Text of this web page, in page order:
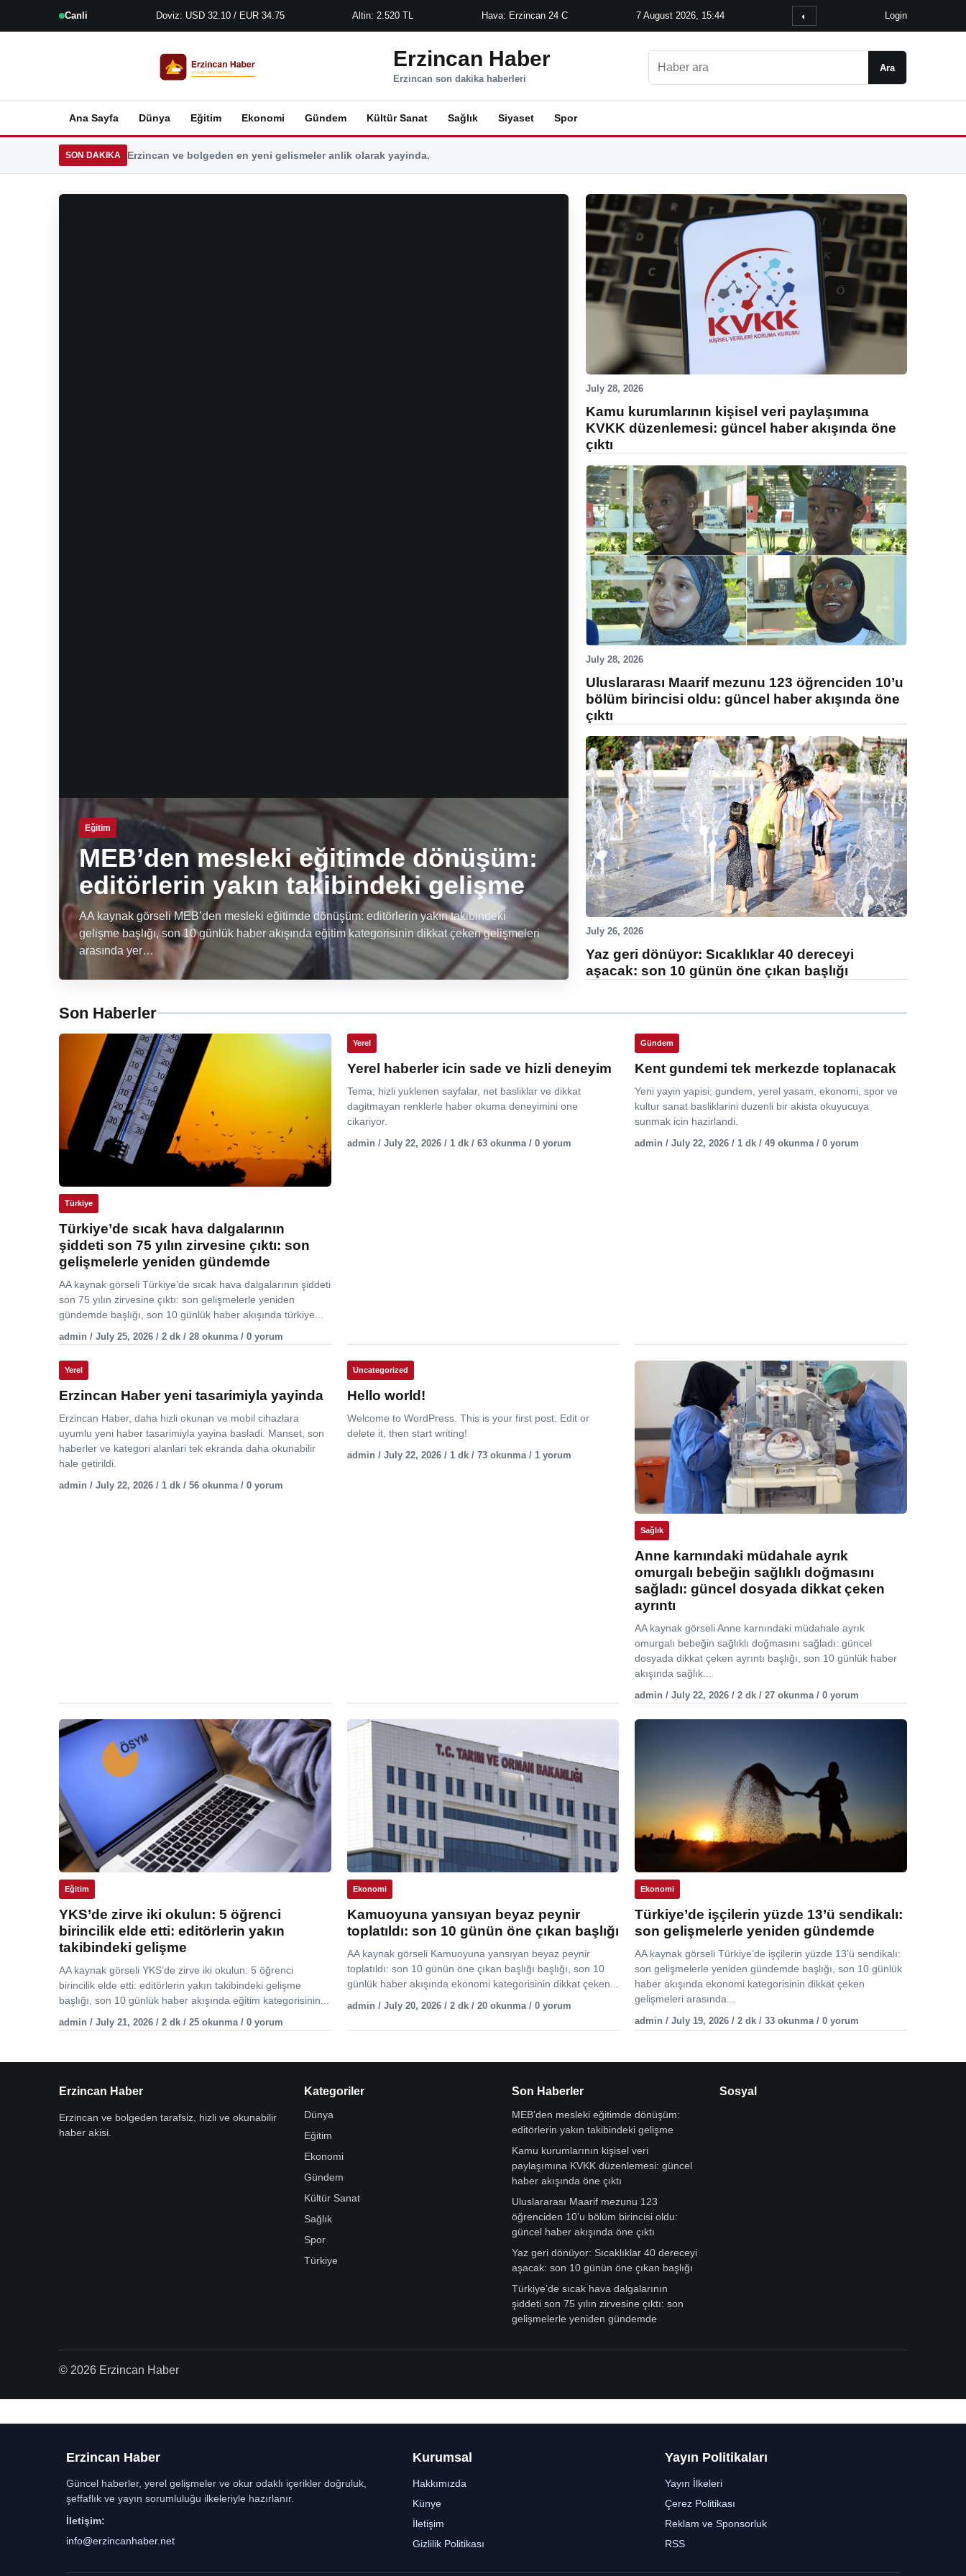
Canli Doviz: USD 32.10 / EUR 34.75 Altin: 2.520 TL Hava: Erzincan 24 C 7 August 2026, 15:44 ◐ Login
Erzincan Haber
Erzincan son dakika haberleri
Ara
Ana Sayfa Dünya Eğitim Ekonomi Gündem Kültür Sanat Sağlık Siyaset Spor
SON DAKIKA Erzincan ve bolgeden en yeni gelismeler anlik olarak yayinda.
Eğitim
MEB’den mesleki eğitimde dönüşüm:
editörlerin yakın takibindeki gelişme
AA kaynak görseli MEB’den mesleki eğitimde dönüşüm: editörlerin yakın takibindeki
gelişme başlığı, son 10 günlük haber akışında eğitim kategorisinin dikkat çeken gelişmeleri
arasında yer…
July 28, 2026
Kamu kurumlarının kişisel veri paylaşımına
KVKK düzenlemesi: güncel haber akışında öne
çıktı
July 28, 2026
Uluslararası Maarif mezunu 123 öğrenciden 10’u
bölüm birincisi oldu: güncel haber akışında öne
çıktı
July 26, 2026
Yaz geri dönüyor: Sıcaklıklar 40 dereceyi
aşacak: son 10 günün öne çıkan başlığı
Son Haberler
Türkiye
Türkiye’de sıcak hava dalgalarının
şiddeti son 75 yılın zirvesine çıktı: son
gelişmelerle yeniden gündemde
AA kaynak görseli Türkiye’de sıcak hava dalgalarının şiddeti
son 75 yılın zirvesine çıktı: son gelişmelerle yeniden
gündemde başlığı, son 10 günlük haber akışında türkiye...
admin / July 25, 2026 / 2 dk / 28 okunma / 0 yorum
Yerel
Yerel haberler icin sade ve hizli deneyim
Tema; hizli yuklenen sayfalar, net basliklar ve dikkat
dagitmayan renklerle haber okuma deneyimini one
cikariyor.
admin / July 22, 2026 / 1 dk / 63 okunma / 0 yorum
Gündem
Kent gundemi tek merkezde toplanacak
Yeni yayin yapisi; gundem, yerel yasam, ekonomi, spor ve
kultur sanat basliklarini duzenli bir akista okuyucuya
sunmak icin hazirlandi.
admin / July 22, 2026 / 1 dk / 49 okunma / 0 yorum
Yerel
Erzincan Haber yeni tasarimiyla yayinda
Erzincan Haber, daha hizli okunan ve mobil cihazlara
uyumlu yeni haber tasarimiyla yayina basladi. Manset, son
haberler ve kategori alanlari tek ekranda daha okunabilir
hale getirildi.
admin / July 22, 2026 / 1 dk / 56 okunma / 0 yorum
Uncategorized
Hello world!
Welcome to WordPress. This is your first post. Edit or
delete it, then start writing!
admin / July 22, 2026 / 1 dk / 73 okunma / 1 yorum
Sağlık
Anne karnındaki müdahale ayrık
omurgalı bebeğin sağlıklı doğmasını
sağladı: güncel dosyada dikkat çeken
ayrıntı
AA kaynak görseli Anne karnındaki müdahale ayrık
omurgalı bebeğin sağlıklı doğmasını sağladı: güncel
dosyada dikkat çeken ayrıntı başlığı, son 10 günlük haber
akışında sağlık...
admin / July 22, 2026 / 2 dk / 27 okunma / 0 yorum
Eğitim
YKS’de zirve iki okulun: 5 öğrenci
birincilik elde etti: editörlerin yakın
takibindeki gelişme
AA kaynak görseli YKS’de zirve iki okulun: 5 öğrenci
birincilik elde etti: editörlerin yakın takibindeki gelişme
başlığı, son 10 günlük haber akışında eğitim kategorisinin...
admin / July 21, 2026 / 2 dk / 25 okunma / 0 yorum
Ekonomi
Kamuoyuna yansıyan beyaz peynir
toplatıldı: son 10 günün öne çıkan başlığı
AA kaynak görseli Kamuoyuna yansıyan beyaz peynir
toplatıldı: son 10 günün öne çıkan başlığı başlığı, son 10
günlük haber akışında ekonomi kategorisinin dikkat çeken...
admin / July 20, 2026 / 2 dk / 20 okunma / 0 yorum
Ekonomi
Türkiye’de işçilerin yüzde 13’ü sendikalı:
son gelişmelerle yeniden gündemde
AA kaynak görseli Türkiye’de işçilerin yüzde 13’ü sendikalı:
son gelişmelerle yeniden gündemde başlığı, son 10 günlük
haber akışında ekonomi kategorisinin dikkat çeken
gelişmeleri arasında...
admin / July 19, 2026 / 2 dk / 33 okunma / 0 yorum
Erzincan Haber
Erzincan ve bolgeden tarafsiz, hizli ve okunabilir
haber akisi.
Kategoriler
Dünya
Eğitim
Ekonomi
Gündem
Kültür Sanat
Sağlık
Spor
Türkiye
Son Haberler
MEB’den mesleki eğitimde dönüşüm:
editörlerin yakın takibindeki gelişme
Kamu kurumlarının kişisel veri
paylaşımına KVKK düzenlemesi: güncel
haber akışında öne çıktı
Uluslararası Maarif mezunu 123
öğrenciden 10’u bölüm birincisi oldu:
güncel haber akışında öne çıktı
Yaz geri dönüyor: Sıcaklıklar 40 dereceyi
aşacak: son 10 günün öne çıkan başlığı
Türkiye’de sıcak hava dalgalarının
şiddeti son 75 yılın zirvesine çıktı: son
gelişmelerle yeniden gündemde
Sosyal
© 2026 Erzincan Haber
Erzincan Haber
Güncel haberler, yerel gelişmeler ve okur odaklı içerikler doğruluk,
şeffaflık ve yayın sorumluluğu ilkeleriyle hazırlanır.
İletişim:
info@erzincanhaber.net
Kurumsal
Hakkımızda
Künye
İletişim
Gizlilik Politikası
Yayın Politikaları
Yayın İlkeleri
Çerez Politikası
Reklam ve Sponsorluk
RSS